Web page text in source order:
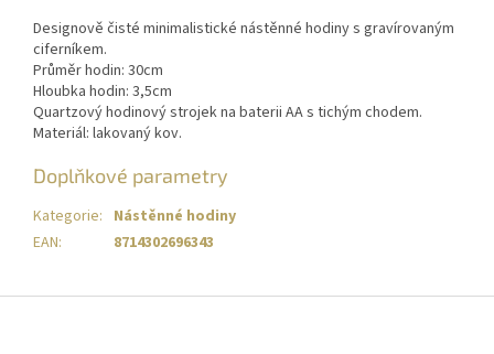
Designově čisté minimalistické nástěnné hodiny s gravírovaným
ciferníkem.
Průměr hodin: 30cm
Hloubka hodin: 3,5cm
Quartzový hodinový strojek na baterii AA s tichým chodem.
Materiál: lakovaný kov.
Doplňkové parametry
Kategorie: Nástěnné hodiny
EAN: 8714302696343